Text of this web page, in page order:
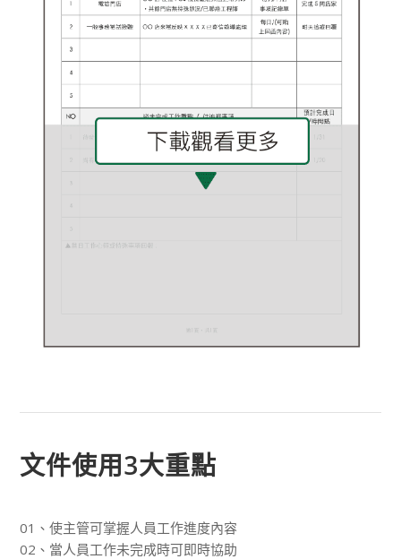
文件使用3大重點
01、使主管可掌握人員工作進度內容
02、當人員工作未完成時可即時協助